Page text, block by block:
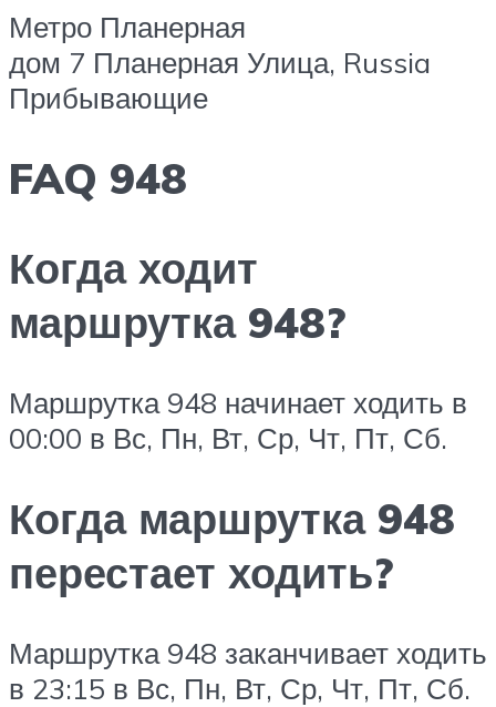
Метро Планерная
дом 7 Планерная Улица, Russia
Прибывающие
FAQ 948
Когда ходит
маршрутка 948?
Маршрутка 948 начинает ходить в
00:00 в Вс, Пн, Вт, Ср, Чт, Пт, Сб.
Когда маршрутка 948
перестает ходить?
Маршрутка 948 заканчивает ходить
в 23:15 в Вс, Пн, Вт, Ср, Чт, Пт, Сб.